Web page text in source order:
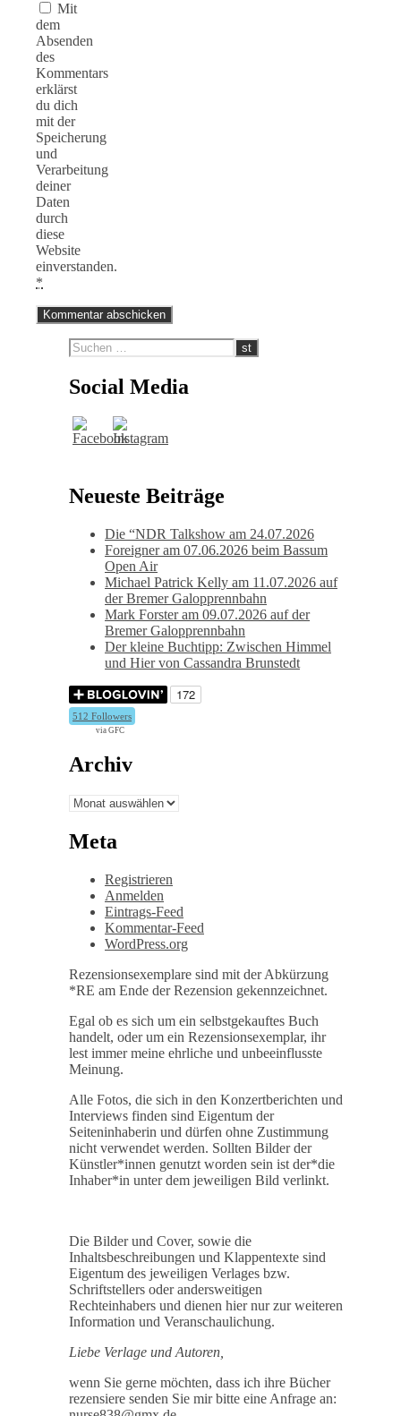
Mit
dem
Absenden
des
Kommentars
erklärst
du dich
mit der
Speicherung
und
Verarbeitung
deiner
Daten
durch
diese
Website
einverstanden.
*
Social Media
Neueste Beiträge
Die “NDR Talkshow am 24.07.2026
Foreigner am 07.06.2026 beim Bassum
Open Air
Michael Patrick Kelly am 11.07.2026 auf
der Bremer Galopprennbahn
Mark Forster am 09.07.2026 auf der
Bremer Galopprennbahn
Der kleine Buchtipp: Zwischen Himmel
und Hier von Cassandra Brunstedt
512 Followers
via GFC
Archiv
Archiv
Meta
Registrieren
Anmelden
Eintrags-Feed
Kommentar-Feed
WordPress.org
Rezensionsexemplare sind mit der Abkürzung
*RE am Ende der Rezension gekennzeichnet.
Egal ob es sich um ein selbstgekauftes Buch
handelt, oder um ein Rezensionsexemplar, ihr
lest immer meine ehrliche und unbeeinflusste
Meinung.
Alle Fotos, die sich in den Konzertberichten und
Interviews finden sind Eigentum der
Seiteninhaberin und dürfen ohne Zustimmung
nicht verwendet werden. Sollten Bilder der
Künstler*innen genutzt worden sein ist der*die
Inhaber*in unter dem jeweiligen Bild verlinkt.
Die Bilder und Cover, sowie die
Inhaltsbeschreibungen und Klappentexte sind
Eigentum des jeweiligen Verlages bzw.
Schriftstellers oder andersweitigen
Rechteinhabers und dienen hier nur zur weiteren
Information und Veranschaulichung.
Liebe Verlage und Autoren,
wenn Sie gerne möchten, dass ich ihre Bücher
rezensiere senden Sie mir bitte eine Anfrage an: